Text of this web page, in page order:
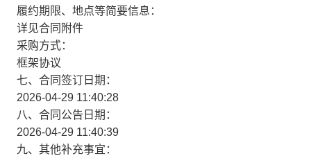
履约期限、地点等简要信息：
详见合同附件
采购方式：
框架协议
七、合同签订日期：
2026-04-29 11:40:28
八、合同公告日期：
2026-04-29 11:40:39
九、其他补充事宜：